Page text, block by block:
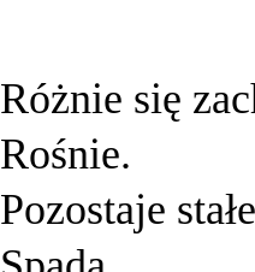
Różnie się
Rośnie.
Pozostaje